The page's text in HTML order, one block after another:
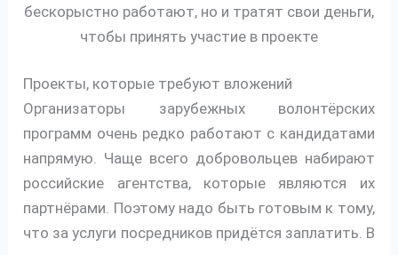
бескорыстно работают, но и тратят свои деньги,
чтобы принять участие в проекте
Проекты, которые требуют вложений
Организаторы зарубежных волонтёрских
программ очень редко работают с кандидатами
напрямую. Чаще всего добровольцев набирают
российские агентства, которые являются их
партнёрами. Поэтому надо быть готовым к тому,
что за услуги посредников придётся заплатить. В